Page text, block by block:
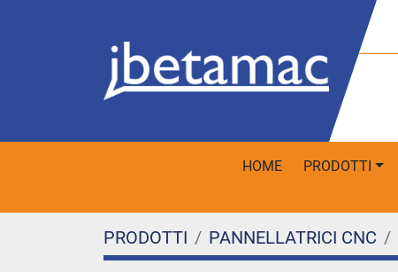
HOME PRODOTTI
PRODOTTI PANNELLATRICI CNC